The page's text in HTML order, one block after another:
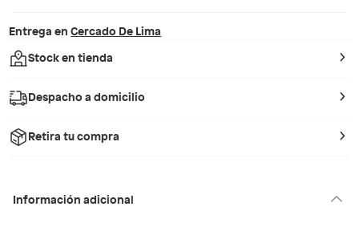
Entrega en Cercado De Lima
Stock en tienda
Despacho a domicilio
Retira tu compra
Información adicional